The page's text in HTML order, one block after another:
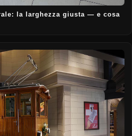
la larghezza giusta — e cosa